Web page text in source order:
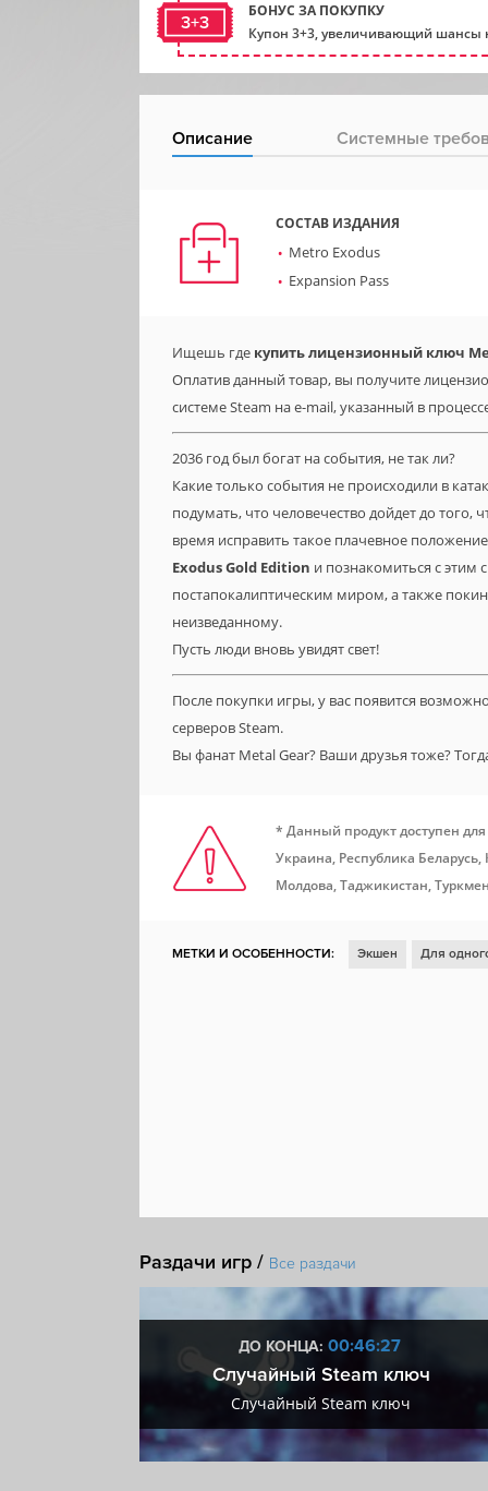
3+3
БОНУС ЗА ПОКУПКУ
Купон 3+3, увеличивающий шансы
Описание Системные
СОСТАВ ИЗДАНИЯ
Metro Exodus
Expansion Pass
Ищешь где купить лицензионный ключ
Оплатив данный товар, вы получите
системе Steam на e-mail, указанный в
2036 год был богат на события, не так ли?
Какие только события не происходили в
подумать, что человечество дойдет до
время исправить такое плачевное
Exodus Gold Edition и познакомиться с этим
постапокалиптическим миром, а также
неизведанному.
Пусть люди вновь увидят свет!
После покупки игры, у вас появится
серверов Steam.
Вы фанат Metal Gear? Ваши друзья тоже?
* Данный продукт доступен
Украина, Республика
Молдова, Таджикистан,
МЕТКИ И ОСОБЕННОСТИ: Экшен Для
Раздачи игр / Все раздачи
ДО КОНЦА: 00:46:26
Случайный Steam ключ
Случайный Steam ключ